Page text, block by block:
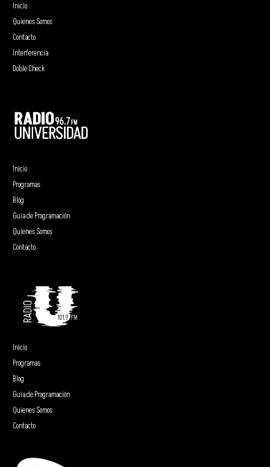
Inicio
Quienes Somos
Contacto
Interferencia
Doble Check
Inicio
Programas
Blog
Guía de Programación
Quienes Somos
Contacto
Inicio
Programas
Blog
Guía de Programación
Quienes Somos
Contacto